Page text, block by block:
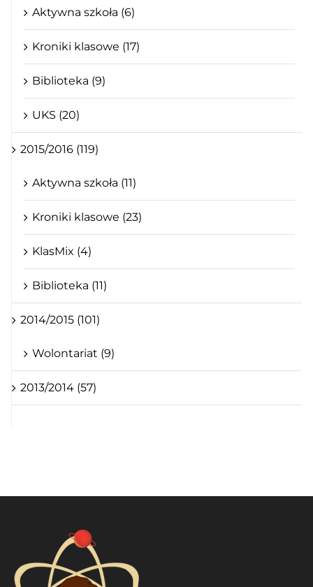
Aktywna szkoła (6)
Kroniki klasowe (17)
Biblioteka (9)
UKS (20)
2015/2016 (119)
Aktywna szkoła (11)
Kroniki klasowe (23)
KlasMix (4)
Biblioteka (11)
2014/2015 (101)
Wolontariat (9)
2013/2014 (57)